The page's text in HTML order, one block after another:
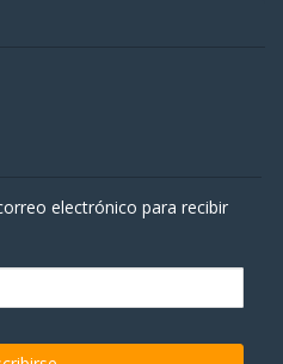
electrónico para recibir